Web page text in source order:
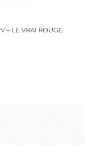
– LE VRAI ROUGE